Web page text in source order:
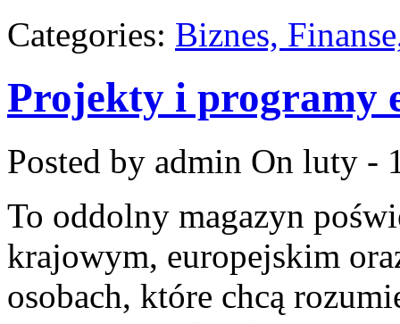
Categories: Biznes,
Projekty i programy
Posted by admin On luty -
To oddolny magazyn
krajowym, europejskim
osobach, które chcą